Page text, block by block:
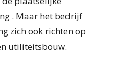
. Maar het bedrijf
zich ook richten op
utiliteitsbouw.